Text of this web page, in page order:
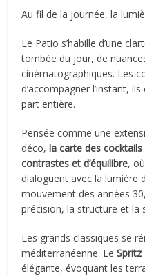
Au fil de la journée, la
Le Patio s’habille d’une
tombée du jour, de
cinématographiques. Les
d’accompagner l’instant,
part entière.
Pensée comme une
déco, la carte des
contrastes et d’équilibre,
dialoguent avec la lumière
mouvement des années
précision, la structure et la
Les grands classiques se
méditerranéenne. Le Spritz
élégante, évoquant les